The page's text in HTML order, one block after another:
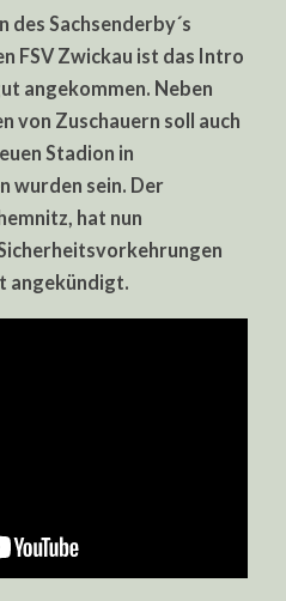
des Sachsenderby´s
FSV Zwickau ist das Intro
angekommen. Neben
von Zuschauern soll auch
Stadion in
wurden sein. Der
hat nun
angekündigt.